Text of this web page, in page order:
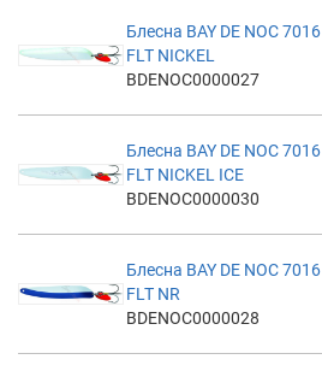
Блесна BAY DE NOC 7016
FLT NICKEL
BDENOC0000027
Блесна BAY DE NOC 7016
FLT NICKEL ICE
BDENOC0000030
Блесна BAY DE NOC 7016
FLT NR
BDENOC0000028